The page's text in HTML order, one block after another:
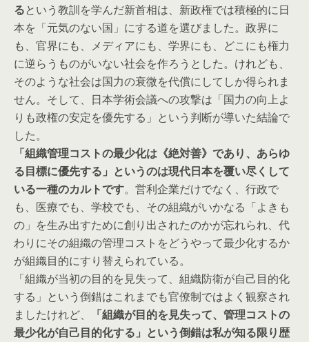
るという教訓を学んだ新首相は、新政権では積極的に日
本を「元気のない国」にする道を選びました。政界に
も、官界にも、メディアにも、学界にも、どこにも権力
に逆らうものがいない社会を作ろうとした。けれども、
そのような社会は国力の衰微を代償にしてしか得られま
せん。そして、日本学術会議への攻撃は「国力の向上よ
りも政権の安定を優先する」という判断が導いた結論で
した。
「組織管理コストの最少化は《絶対善》であり、あらゆ
る目標に優先する」というのは現代日本を覆い尽くして
いる一種のカルトです。営利企業だけでなく、行政で
も、医療でも、学校でも、その組織がいかなる「よきも
の」を生み出すために創り出されたのかが忘れられ、代
わりにその組織の管理コストをどうやって最少化するか
が組織目的にすり替えられている。
「組織が当初の目的を見失って、組織防衛が自己目的化
する」という倒錯はこれまでも官僚制ではよく観察され
ましたけれど、
「組織が目的を見失って、管理コストの
最少化が自己目的化する」という倒錯は私が知る限り歴